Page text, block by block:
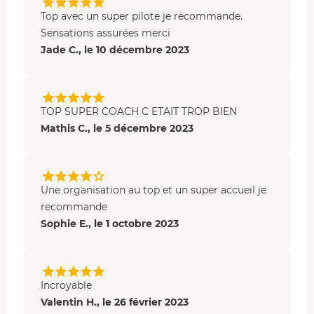
vitesse
Piste GP: 3,8 km d'asphalte - la plus longue
d'Europe - avec sa ligne droite du Mistral ou du
Top avec un super pilote je recommande.
Sensations assurées merci
Jade C., le 10 décembre 2023
TOP SUPER COACH C ETAIT TROP BIEN
Mathis C., le 5 décembre 2023
Une organisation au top et un super accueil je
recommande
Sophie E., le 1 octobre 2023
Incroyable
Valentin H., le 26 février 2023